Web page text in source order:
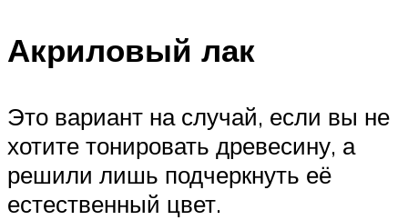
Акриловый лак
Это вариант на случай, если вы не
хотите тонировать древесину, а
решили лишь подчеркнуть её
естественный цвет.